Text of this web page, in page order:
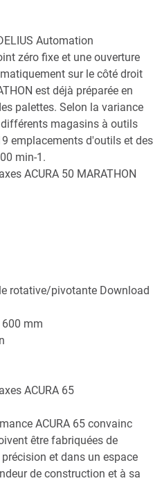
Automation
zéro fixe et une ouverture
sur le côté droit
est déjà préparée en
palettes. Selon la variance
magasins à outils
emplacements d'outils et des
min-1.
rotative/pivotante Download
mm
ACURA 65 convainc
être fabriquées de
et dans un espace
de construction et à sa